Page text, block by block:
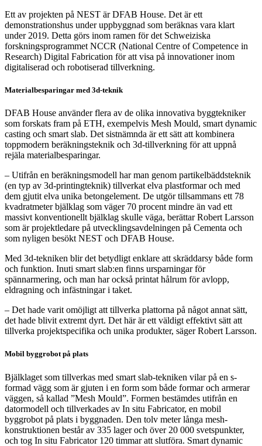
Ett av projekten på NEST är DFAB House. Det är ett
demonstrationshus under uppbyggnad som beräknas vara klart
under 2019. Detta görs inom ramen för det Schweiziska
forskningsprogrammet NCCR (National Centre of Competence in
Research) Digital Fabrication för att visa på innovationer inom
digitaliserad och robotiserad tillverkning.
Materialbesparingar med 3d-teknik
DFAB House använder flera av de olika innovativa byggtekniker
som forskats fram på ETH, exempelvis Mesh Mould, smart dynamic
casting och smart slab. Det sistnämnda är ett sätt att kombinera
toppmodern beräkningsteknik och 3d-tillverkning för att uppnå
rejäla materialbesparingar.
– Utifrån en beräkningsmodell har man genom partikelbäddsteknik
(en typ av 3d-printingteknik) tillverkat elva plastformar och med
dem gjutit elva unika betongelement. De utgör tillsammans ett 78
kvadratmeter bjälklag som väger 70 procent mindre än vad ett
massivt konventionellt bjälklag skulle väga, berättar Robert Larsson
som är projektledare på utvecklingsavdelningen på Cementa och
som nyligen besökt NEST och DFAB House.
Med 3d-tekniken blir det betydligt enklare att skräddarsy både form
och funktion. Inuti smart slab:en finns ursparningar för
spännarmering, och man har också printat hålrum för avlopp,
eldragning och infästningar i taket.
– Det hade varit omöjligt att tillverka plattorna på något annat sätt,
det hade blivit extremt dyrt. Det här är ett väldigt effektivt sätt att
tillverka projektspecifika och unika produkter, säger Robert Larsson.
Mobil byggrobot på plats
Bjälklaget som tillverkas med smart slab-tekniken vilar på en s-
formad vägg som är gjuten i en form som både formar och armerar
väggen, så kallad ”Mesh Mould”. Formen bestämdes utifrån en
datormodell och tillverkades av In situ Fabricator, en mobil
byggrobot på plats i byggnaden. Den tolv meter långa mesh-
konstruktionen består av 335 lager och över 20 000 svetspunkter,
och tog In situ Fabricator 120 timmar att slutföra. Smart dynamic